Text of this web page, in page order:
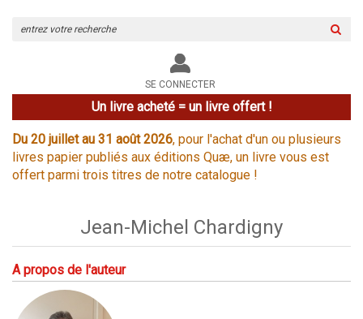
le
site
SE CONNECTER
Un livre acheté = un livre offert !
Du 20 juillet au 31 août 2026, pour l'achat d'un ou plusieurs
livres papier publiés aux éditions Quæ, un livre vous est
offert parmi trois titres de notre catalogue !
Jean-Michel Chardigny
A propos de l'auteur